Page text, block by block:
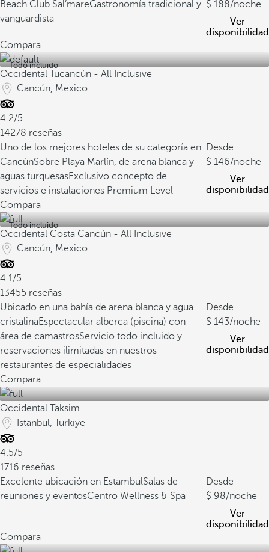
Beach Club Sal’mareGastronomía tradicional y
vanguardista
188/noche
Ver
disponibilidad
Compara
Todo incluido
Occidental Tucancún - All Inclusive
Cancún, Mexico
4.2/5
14278 reseñas
Uno de los mejores hoteles de su categoría en
CancúnSobre Playa Marlín, de arena blanca y
aguas turquesasExclusivo concepto de
servicios e instalaciones Premium Level
Desde
146/noche
Ver
disponibilidad
Compara
Todo incluido
Occidental Costa Cancún - All Inclusive
Cancún, Mexico
4.1/5
13455 reseñas
Ubicado en una bahía de arena blanca y agua
cristalinaEspectacular alberca (piscina) con
área de camastrosServicio todo incluido y
reservaciones ilimitadas en nuestros
restaurantes de especialidades
Desde
143/noche
Ver
disponibilidad
Compara
Occidental Taksim
Istanbul, Turkiye
4.5/5
1716 reseñas
Excelente ubicación en EstambulSalas de
reuniones y eventosCentro Wellness & Spa
Desde
98/noche
Ver
disponibilidad
Compara